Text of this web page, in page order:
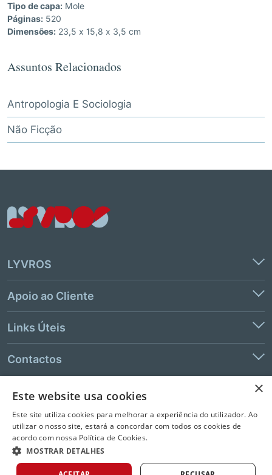
Tipo de capa: Mole
Páginas: 520
Dimensões: 23,5 x 15,8 x 3,5 cm
Assuntos Relacionados
Antropologia E Sociologia
Não Ficção
LYVROS
Apoio ao Cliente
Links Úteis
Contactos
© 2026 LeYa, S.A. Todos os direitos reservados. Não é permitida a
extração de texto e de dados.
×
Este website usa cookies
Este site utiliza cookies para melhorar a experiência do utilizador. Ao
utilizar o nosso site, estará a concordar com todos os cookies de
acordo com nossa Política de Cookies.
MOSTRAR DETALHES